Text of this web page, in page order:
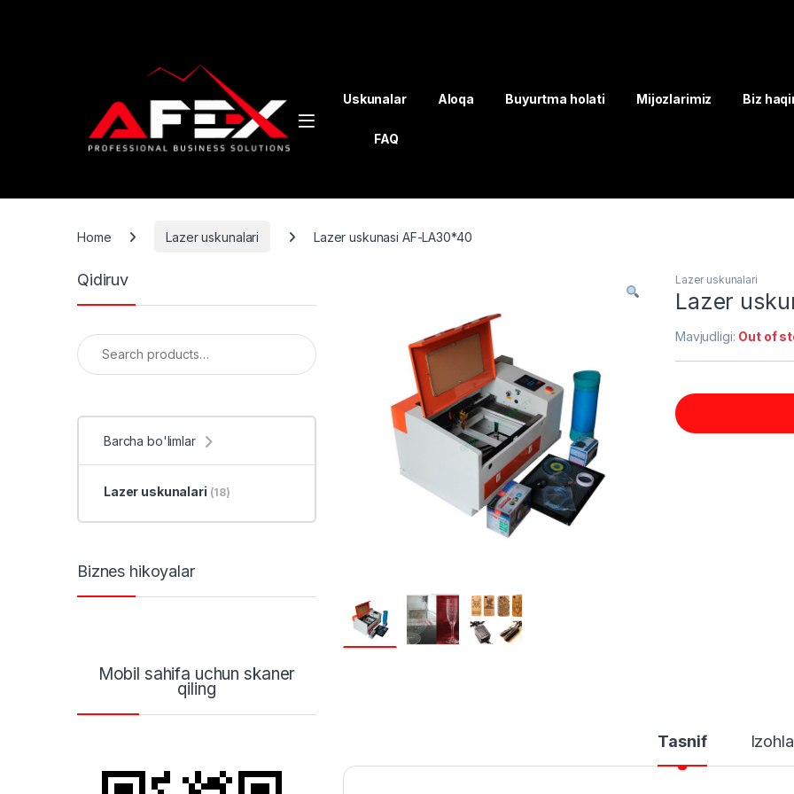
Uskunalar Aloqa Buyurtma holati Mijozlarimiz Biz
FAQ
Home Lazer uskunalari Lazer uskunasi AF-LA30*40
Lazer uskunalari
Lazer
Mavjudligi: Out of
Tasnif
Qidiruv
Search for:
Barcha bo'limlar
Lazer uskunalari (18)
Biznes hikoyalar
Mobil sahifa uchun skaner
qiling